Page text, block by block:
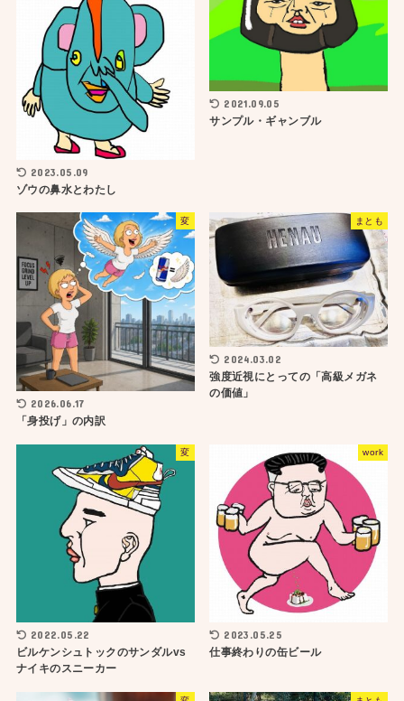
2023.05.09
ゾウの鼻水とわたし
2021.09.05
サンプル・ギャンブル
変
2026.06.17
「身投げ」の内訳
まとも
2024.03.02
強度近視にとっての「高級メガネ
の価値」
変
2022.05.22
ビルケンシュトックのサンダルvs
ナイキのスニーカー
work
2023.05.25
仕事終わりの缶ビール